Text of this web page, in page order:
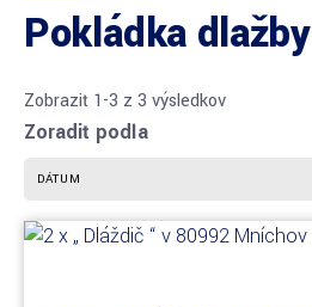
Pokládka dlažby
Zobraziť 1-3 z 3 výsledkov
Zoradiť podľa